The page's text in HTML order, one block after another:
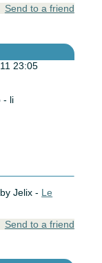
Send to a friend
23:05
- li
Jelix - Le
Send to a friend